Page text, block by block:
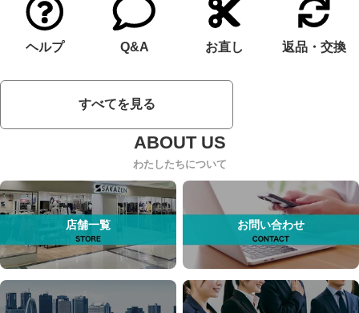
ヘルプ Q&A お直し 返品・交換
すべてを見る
わたしたちについて
店舗一覧 お問い合わせ